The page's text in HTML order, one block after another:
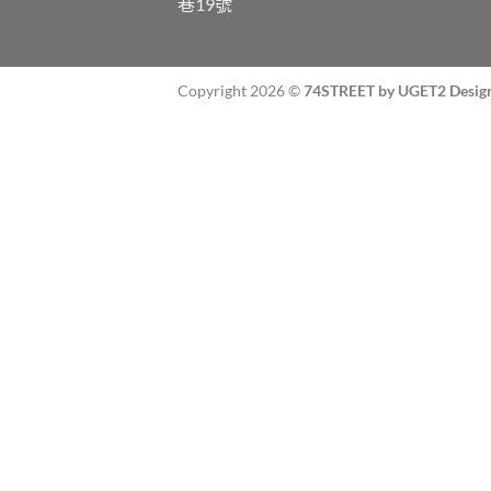
Copyright 2026 ©74STREET by UGET2